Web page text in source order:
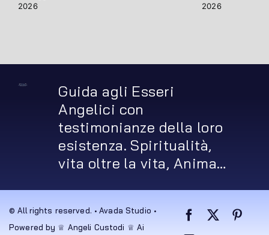
2026
2026
Guida agli Esseri
Angelici con
testimonianze della loro
esistenza. Spiritualità,
vita oltre la vita, Anima…
© All rights reserved. • Avada Studio •
Powered by ♕ Angeli Custodi ♕ Ai